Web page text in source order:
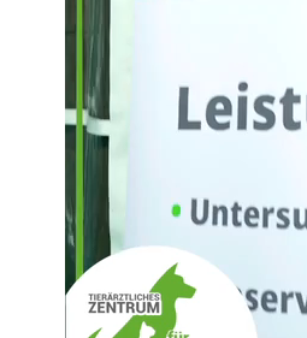
TERMINE
Anmeldung und
Verifizierung
Tierarzt-
Gerne informieren wir
Team zeitig zu